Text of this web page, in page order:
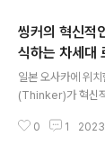
씽커의 혁신적
식하는 차세대
용분야
일본 오사카에 위
(Thinker)가 혁신
여, 비전 카메라 없
0 1